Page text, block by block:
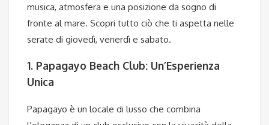
musica, atmosfera e una posizione da sogno di
fronte al mare. Scopri tutto ciò che ti aspetta nelle
serate di giovedì, venerdì e sabato.
1. Papagayo Beach Club: Un’Esperienza
Unica
Papagayo è un locale di lusso che combina